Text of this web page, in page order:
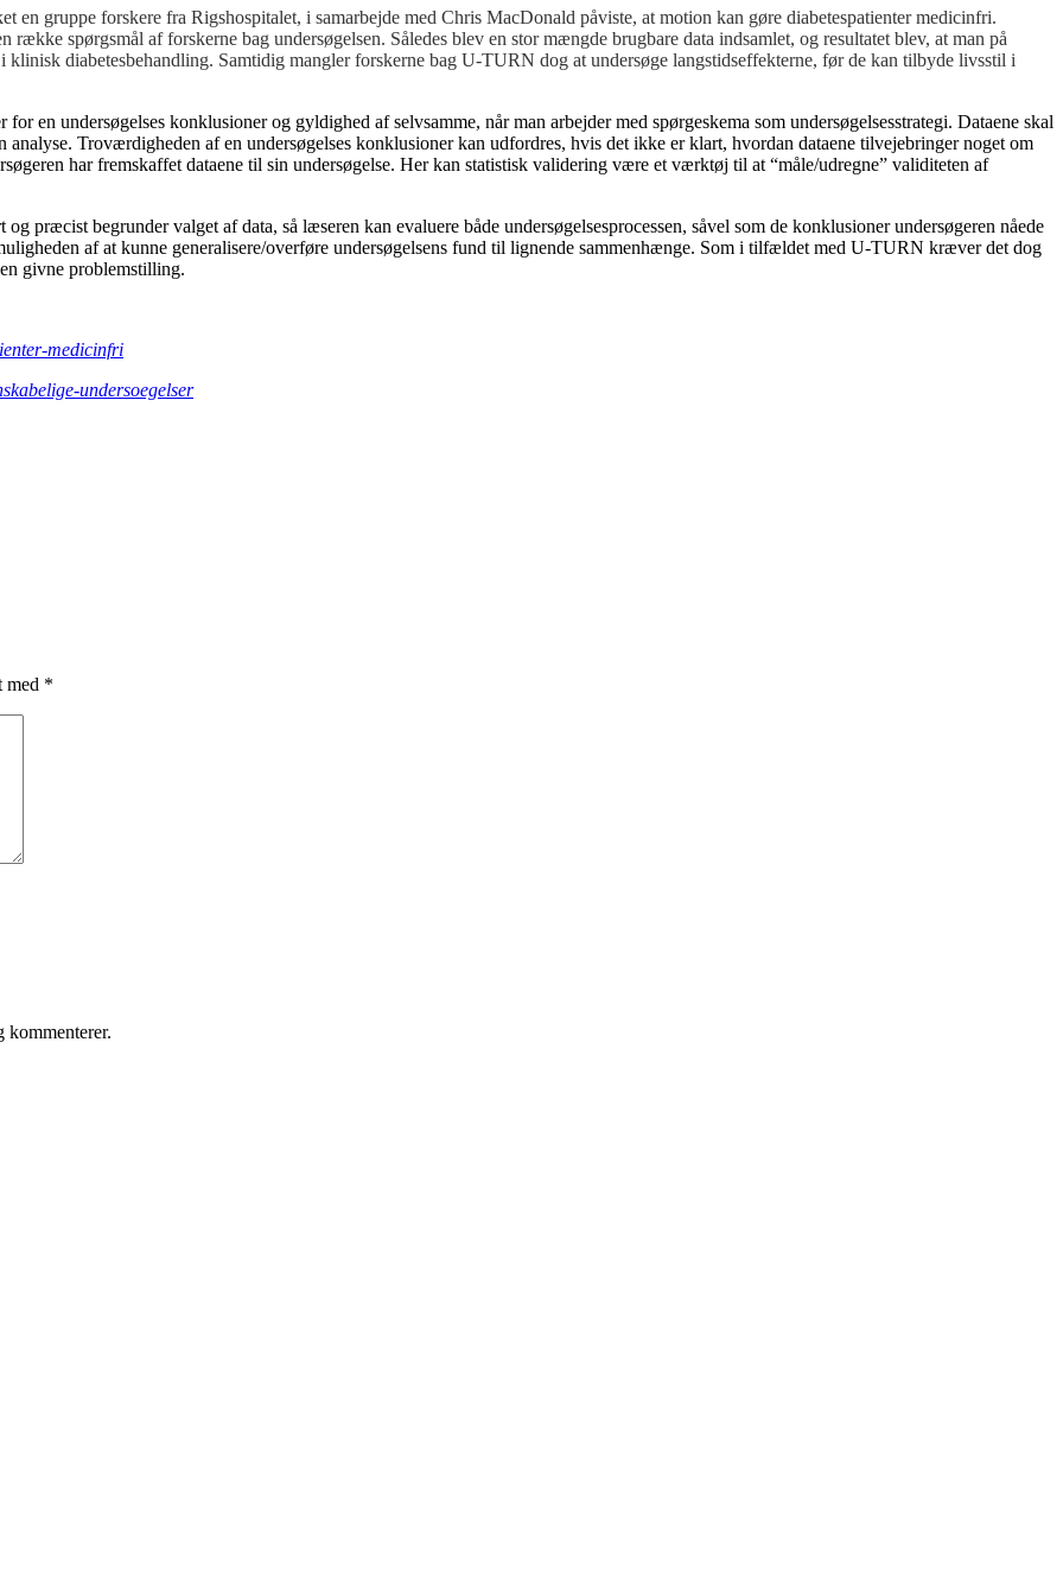
gruppe forskere fra Rigshospitalet, i samarbejde med Chris MacDonald påviste, at motion kan gøre diabetespatienter medicinfri.
spørgsmål af forskerne bag undersøgelsen. Således blev en stor mængde brugbare data indsamlet, og resultatet blev, at man på
diabetesbehandling. Samtidig mangler forskerne bag U-TURN dog at undersøge langstidseffekterne, før de kan tilbyde livsstil i
en undersøgelses konklusioner og gyldighed af selvsamme, når man arbejder med spørgeskema som undersøgelsesstrategi. Dataene skal
analyse. Troværdigheden af en undersøgelses konklusioner kan udfordres, hvis det ikke er klart, hvordan dataene tilvejebringer noget om
har fremskaffet dataene til sin undersøgelse. Her kan statistisk validering være et værktøj til at “måle/udregne” validiteten af
præcist begrunder valget af data, så læseren kan evaluere både undersøgelsesprocessen, såvel som de konklusioner undersøgeren nåede
af at kunne generalisere/overføre undersøgelsens fund til lignende sammenhænge. Som i tilfældet med U-TURN kræver det dog
givne problemstilling.
medicinfri
undersoegelser
med *
kommenterer.